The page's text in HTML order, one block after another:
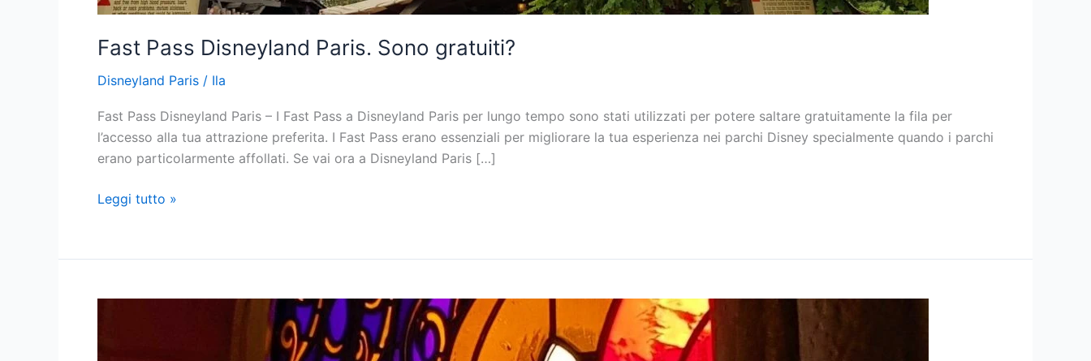
Fast Pass Disneyland Paris. Sono gratuiti?
Disneyland Paris / Ila
Fast Pass Disneyland Paris – I Fast Pass a Disneyland Paris per lungo tempo sono stati utilizzati per potere saltare gratuitamente la fila per
l’accesso alla tua attrazione preferita. I Fast Pass erano essenziali per migliorare la tua esperienza nei parchi Disney specialmente quando i parchi
erano particolarmente affollati. Se vai ora a Disneyland Paris […]
Fast
Paris.
gratuiti?
Leggi tutto »